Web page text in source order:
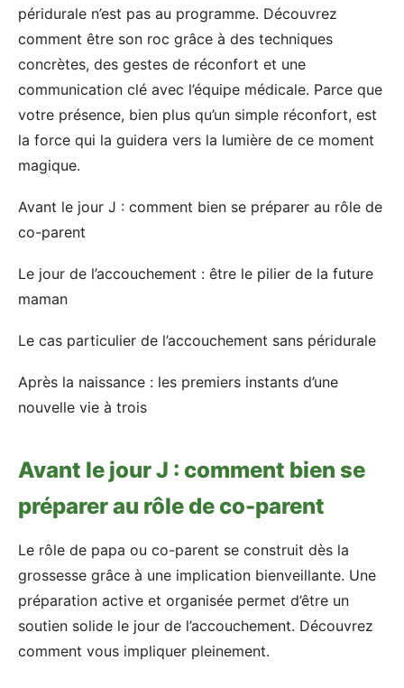
péridurale n’est pas au programme. Découvrez
comment être son roc grâce à des techniques
concrètes, des gestes de réconfort et une
communication clé avec l’équipe médicale. Parce que
votre présence, bien plus qu’un simple réconfort, est
la force qui la guidera vers la lumière de ce moment
magique.
Avant le jour J : comment bien se préparer au rôle de
co-parent
Le jour de l’accouchement : être le pilier de la future
maman
Le cas particulier de l’accouchement sans péridurale
Après la naissance : les premiers instants d’une
nouvelle vie à trois
Avant le jour J : comment bien se
préparer au rôle de co-parent
Le rôle de papa ou co-parent se construit dès la
grossesse grâce à une implication bienveillante. Une
préparation active et organisée permet d’être un
soutien solide le jour de l’accouchement. Découvrez
comment vous impliquer pleinement.